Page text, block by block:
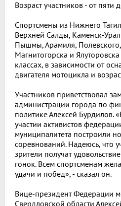
Возраст участников - от пяти
Спортсмены из Нижнего
Верхней Салды, Каменск-
Пышмы, Арамиля,
Магнитогорска и
классах, в зависимости от
двигателя мотоцикла и
Участников приветствовал
администрации города по
политике Алексей Бурдилов.
участии активистов
муниципалитета построили
соревнований. Надеюсь, что
зрители получат
гонок. Всем спортсменам
удачи и побед», - сказал он.
Вице-президент Федерации
Свердловской области